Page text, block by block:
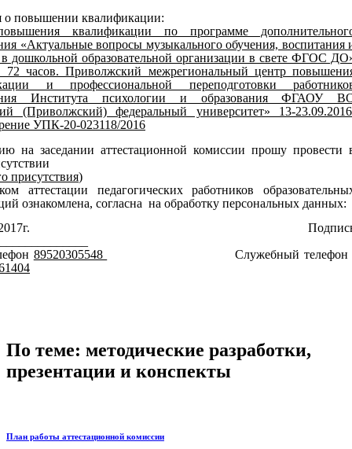
о повышении квалификации:
квалификации по программе
«Актуальные вопросы музыкального обучения, воспитания
в дошкольной образовательной организации в свете ФГОС
72 часов. Приволжский межрегиональный центр
и профессиональной переподготовки
Института психологии и образования ФГАОУ
(Приволжский) федеральный университет» 13-
УПК-20-023118/2016
на заседании аттестационной комиссии прошу провести
присутствия)
аттестации педагогических работников
ознакомлена, согласна на обработку персональных данных:
89520305548
Служебный
По теме: методические разработки,
презентации и конспекты
План работы аттестационной комиссии